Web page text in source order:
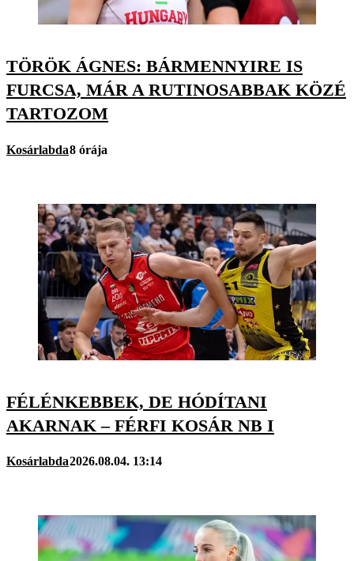
TÖRÖK ÁGNES: BÁRMENNYIRE IS
FURCSA, MÁR A RUTINOSABBAK KÖZÉ
TARTOZOM
Kosárlabda8 órája
FÉLÉNKEBBEK, DE HÓDÍTANI
AKARNAK – FÉRFI KOSÁR NB I
Kosárlabda2026.08.04. 13:14